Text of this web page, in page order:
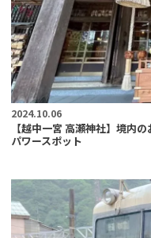
2024.10.06
【越中一宮 高瀬神社】境内
パワースポット